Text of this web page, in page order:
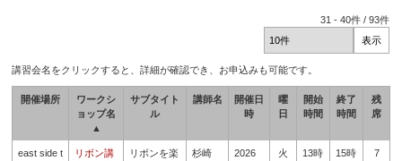
31 -40件 /93件
講習会名をクリックすると、詳細が確認でき、お申込みも可能です。
開催場所
ワークシ
ョップ名
▲
サブタイト
ル
講師名
開催日
時
曜
日
開始
時間
終了
時間
残
席
east side t
リボン講
リボンを楽
杉崎
2026
火
13時
15時
7